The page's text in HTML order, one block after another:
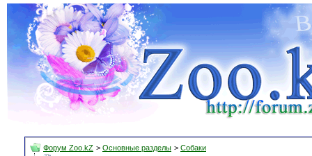
Форум Zoo.kZ > Основные разделы > Собаки